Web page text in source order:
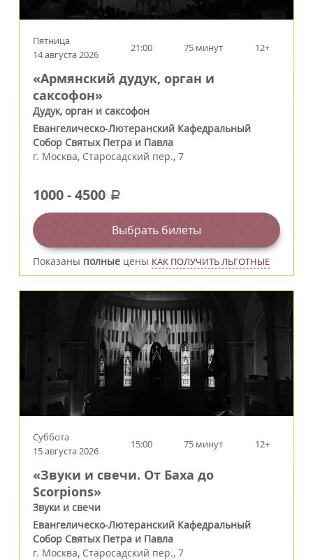
Пятница
14 августа 2026
21:00 75 минут 12+
«Армянский дудук, орган и
саксофон»
Дудук, орган и саксофон
Евангелическо-Лютеранский Кафедральный
Собор Святых Петра и Павла
г. Москва, Старосадский пер., 7
1000-4500 a
Выбрать билеты
Показаны полные цены КАК ПОЛУЧИТЬ ЛЬГОТНЫЕ
Суббота
15 августа 2026
15:00 75 минут 12+
«Звуки и свечи. От Баха до
Scorpions»
Звуки и свечи
Евангелическо-Лютеранский Кафедральный
Собор Святых Петра и Павла
г. Москва, Старосадский пер., 7